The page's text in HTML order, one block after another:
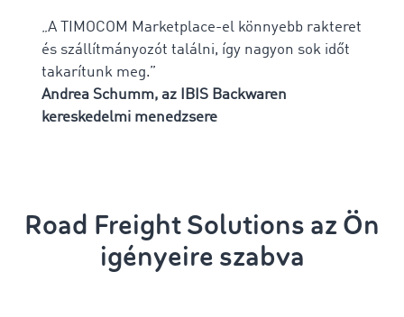
„A TIMOCOM Marketplace-el könnyebb rakteret
és szállítmányozót találni, így nagyon sok időt
takarítunk meg.”
Andrea Schumm, az IBIS Backwaren
kereskedelmi menedzsere
Road Freight Solutions az Ön
igényeire szabva